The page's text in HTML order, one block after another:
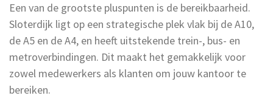
Een van de grootste pluspunten is de bereikbaarheid.
Sloterdijk ligt op een strategische plek vlak bij de A10,
de A5 en de A4, en heeft uitstekende trein-, bus- en
metroverbindingen. Dit maakt het gemakkelijk voor
zowel medewerkers als klanten om jouw kantoor te
bereiken.